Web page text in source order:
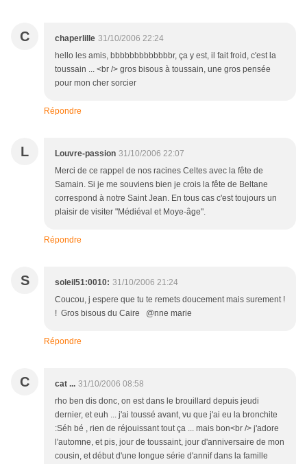
C chaperlille 31/10/2006 22:24
hello les amis, bbbbbbbbbbbbbr, ça y est, il fait froid, c'est la
toussain ... <br /> gros bisous à toussain, une gros pensée
pour mon cher sorcier
Répondre
L Louvre-passion 31/10/2006 22:07
Merci de ce rappel de nos racines Celtes avec la fête de
Samain. Si je me souviens bien je crois la fête de Beltane
correspond à notre Saint Jean. En tous cas c'est toujours un
plaisir de visiter "Médiéval et Moye-âge".
Répondre
S soleil51:0010: 31/10/2006 21:24
Coucou, j espere que tu te remets doucement mais surement !
! Gros bisous du Caire @nne marie
Répondre
C cat ... 31/10/2006 08:58
rho ben dis donc, on est dans le brouillard depuis jeudi
dernier, et euh ... j'ai toussé avant, vu que j'ai eu la bronchite
:Séh bé , rien de réjouissant tout ça ... mais bon<br /> j'adore
l'automne, et pis, jour de toussaint, jour d'anniversaire de mon
cousin, et début d'une longue série d'annif dans la famille